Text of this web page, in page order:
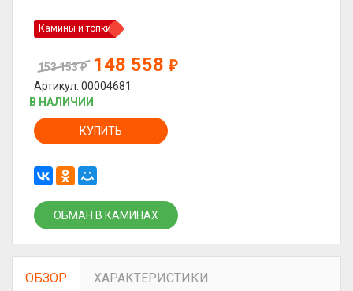
Камины и топки
153 153₽ 148 558 ₽
Артикул: 00004681
В НАЛИЧИИ
КУПИТЬ
ОБМАН В КАМИНАХ
ОБЗОР ХАРАКТЕРИСТИКИ